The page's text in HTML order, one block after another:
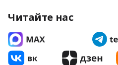
Читайте нас